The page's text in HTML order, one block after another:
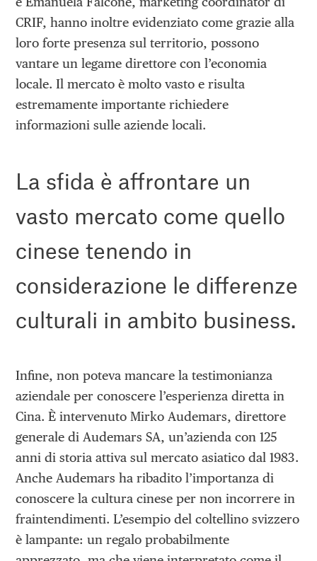
CRIF, hanno inoltre evidenziato come grazie alla
loro forte presenza sul territorio, possono
vantare un legame direttore con l’economia
locale. Il mercato è molto vasto e risulta
estremamente importante richiedere
informazioni sulle aziende locali.
La sfida è affrontare un
vasto mercato come quello
cinese tenendo in
considerazione le differenze
culturali in ambito business.
Infine, non poteva mancare la testimonianza
aziendale per conoscere l’esperienza diretta in
Cina. È intervenuto Mirko Audemars, direttore
generale di Audemars SA, un’azienda con 125
anni di storia attiva sul mercato asiatico dal 1983.
Anche Audemars ha ribadito l’importanza di
conoscere la cultura cinese per non incorrere in
fraintendimenti. L’esempio del coltellino svizzero
è lampante: un regalo probabilmente